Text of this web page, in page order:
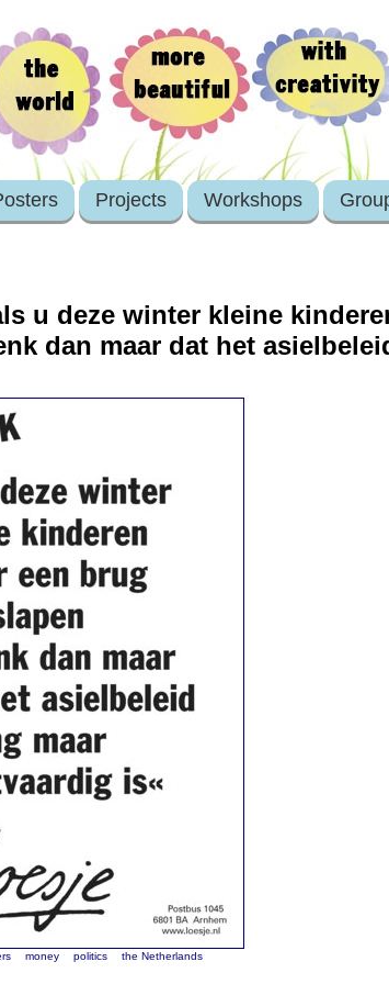
Projects Workshops
u deze winter kleine
dan maar dat het
money politics the Netherlands